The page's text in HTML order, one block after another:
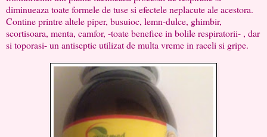
diminueaza toate formele de tuse si efectele neplacute ale acestora.
Contine printre altele piper, busuioc, lemn-dulce, ghimbir,
scortisoara, menta, camfor, -toate benefice in bolile respiratorii- , dar
si toporasi- un antiseptic utilizat de multa vreme in raceli si gripe.